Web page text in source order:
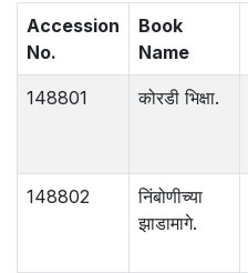
Accession
No.
Book
Name
148801 कोरडी भिक्षा.
148802
निंबोणीच्या
झाडामागे.